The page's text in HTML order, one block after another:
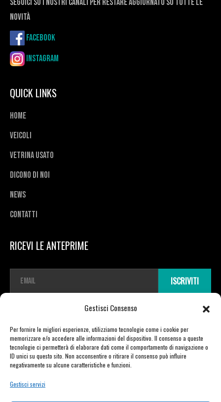
Gestisci Consenso
Per fornire le migliori esperienze, utilizziamo tecnologie come i cookie per
memorizzare e/o accedere alle informazioni del dispositivo. Il consenso a queste
tecnologie ci permetterà di elaborare dati come il comportamento di navigazione o
ID unici su questo sito. Non acconsentire o ritirare il consenso può influire
negativamente su alcune caratteristiche e funzioni.
Gestisci servizi
novità
Facebook
Instagram
QUICK LINKS
Home
Veicoli
Vetrina usato
Dicono di noi
News
Contatti
RICEVI LE ANTEPRIME
a
ISCRIVITI
Copyright © 2026 TDR E-mobility pro srl Unipersonale | Viale Vittorio Veneto